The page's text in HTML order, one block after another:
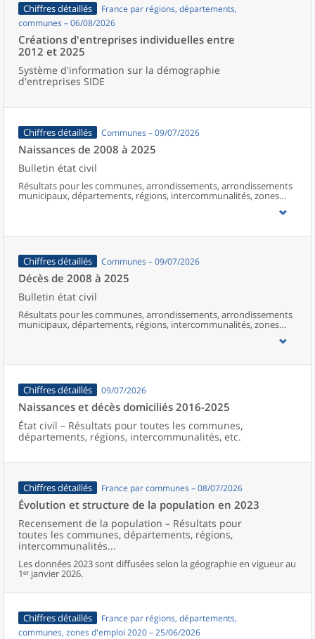
Chiffres détaillés
France par régions, départements,
communes – 06/08/2026
Créations d'entreprises individuelles entre
2012 et 2025
Système d'information sur la démographie
d'entreprises SIDE
Chiffres détaillés Communes – 09/07/2026
Naissances de 2008 à 2025
Bulletin état civil
Résultats pour les communes, arrondissements, arrondissements
municipaux, départements, régions, intercommunalités, zones
d’emploi, bassins de vie, unités urbaines et aires d’attraction des
Chiffres détaillés Communes – 09/07/2026
Décès de 2008 à 2025
Bulletin état civil
Résultats pour les communes, arrondissements, arrondissements
municipaux, départements, régions, intercommunalités, zones
d’emploi, bassins de vie, unités urbaines et aires d’attraction des
Chiffres détaillés 09/07/2026
Naissances et décès domiciliés 2016-2025
État civil – Résultats pour toutes les communes,
départements, régions, intercommunalités, etc.
Chiffres détaillés France par communes – 08/07/2026
Évolution et structure de la population en 2023
Recensement de la population – Résultats pour
toutes les communes, départements, régions,
intercommunalités...
Les données 2023 sont diffusées selon la géographie en vigueur au
1ᵉʳ janvier 2026.
Chiffres détaillés
France par régions, départements,
communes, zones d'emploi 2020 – 25/06/2026